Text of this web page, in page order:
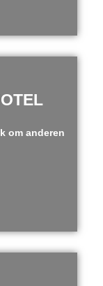
om anderen